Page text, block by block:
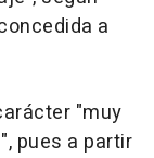
a
"muy
pues a partir